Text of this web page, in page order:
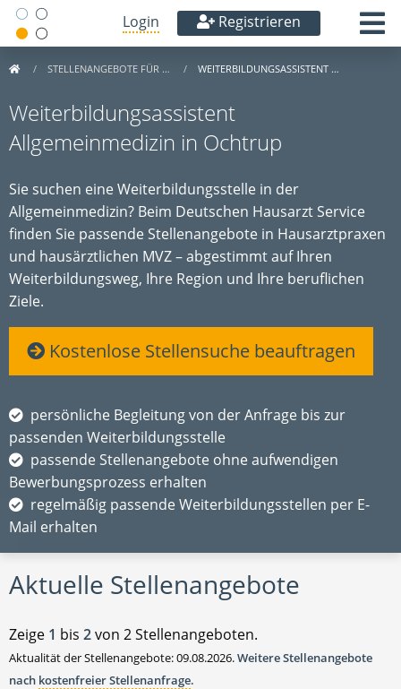
Login Registrieren
STELLENANGEBOTE FÜR … WEITERBILDUNGSASSISTENT …
Weiterbildungsassistent
Allgemeinmedizin in Ochtrup
Sie suchen eine Weiterbildungsstelle in der
Allgemeinmedizin? Beim Deutschen Hausarzt Service
finden Sie passende Stellenangebote in Hausarztpraxen
und hausärztlichen MVZ – abgestimmt auf Ihren
Weiterbildungsweg, Ihre Region und Ihre beruflichen
Ziele.
Kostenlose Stellensuche beauftragen
persönliche Begleitung von der Anfrage bis zur
passenden Weiterbildungsstelle
passende Stellenangebote ohne aufwendigen
Bewerbungsprozess erhalten
regelmäßig passende Weiterbildungsstellen per E-
Mail erhalten
Aktuelle Stellenangebote
Zeige 1 bis 2von 2 Stellenangeboten.
Aktualität der Stellenangebote: 09.08.2026.Weitere Stellenangebote
nach kostenfreier Stellenanfrage.